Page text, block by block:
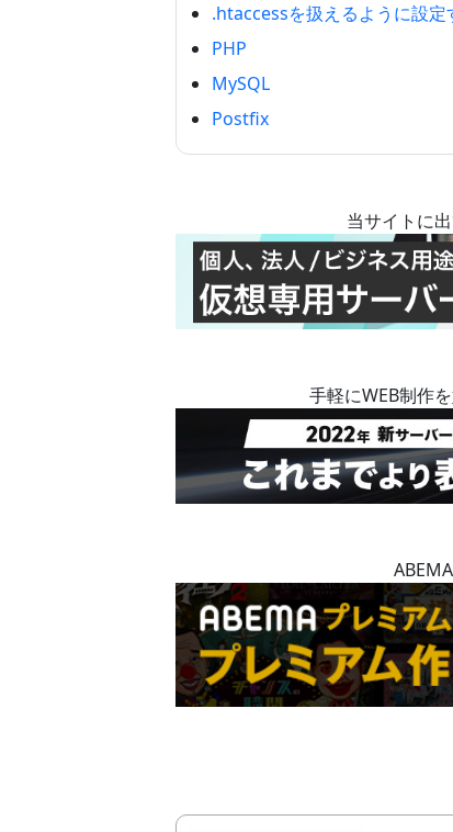
.htaccessを扱えるように設定
PHP
MySQL
Postfix
当サイトに
手軽にWEB制作